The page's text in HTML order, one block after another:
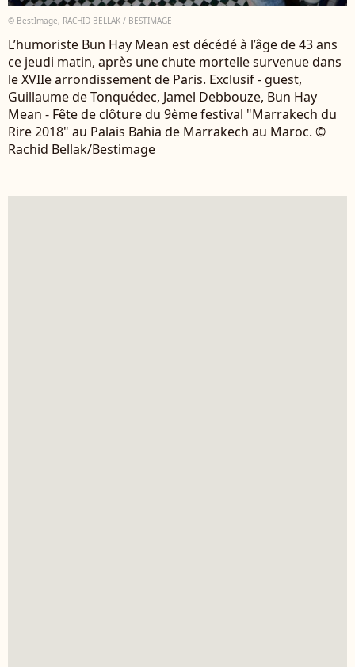
© BestImage, RACHID BELLAK / BESTIMAGE
L’humoriste Bun Hay Mean est décédé à l’âge de 43 ans
ce jeudi matin, après une chute mortelle survenue dans
le XVIIe arrondissement de Paris. Exclusif - guest,
Guillaume de Tonquédec, Jamel Debbouze, Bun Hay
Mean - Fête de clôture du 9ème festival "Marrakech du
Rire 2018" au Palais Bahia de Marrakech au Maroc. ©
Rachid Bellak/Bestimage